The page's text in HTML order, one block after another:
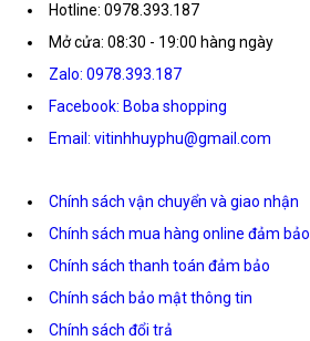
Hotline: 0978.393.187
Mở cửa: 08:30 - 19:00 hàng ngày
Zalo: 0978.393.187
Facebook: Boba shopping
Email: vitinhhuyphu@gmail.com
Chính sách vận chuyển và giao nhận
Chính sách mua hàng online đảm bảo
Chính sách thanh toán đảm bảo
Chính sách bảo mật thông tin
Chính sách đổi trả